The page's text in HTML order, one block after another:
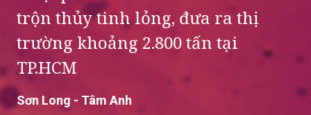
trộn thủy tinh lỏng, đưa ra thị
trường khoảng 2.800 tấn tại
TP.HCM
Sơn Long - Tâm Anh